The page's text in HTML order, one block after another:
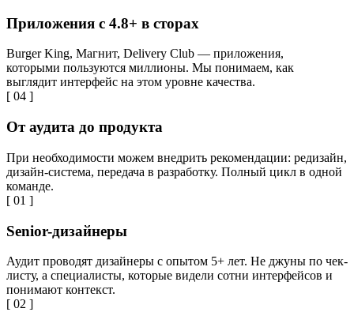
Приложения с 4.8+ в сторах
Burger King, Магнит, Delivery Club — приложения,
которыми пользуются миллионы. Мы понимаем, как
выглядит интерфейс на этом уровне качества.
[ 04 ]
От аудита до продукта
При необходимости можем внедрить рекомендации: редизайн,
дизайн-система, передача в разработку. Полный цикл в одной
команде.
[ 01 ]
Senior-дизайнеры
Аудит проводят дизайнеры с опытом 5+ лет. Не джуны по чек-
листу, а специалисты, которые видели сотни интерфейсов и
понимают контекст.
[ 02 ]